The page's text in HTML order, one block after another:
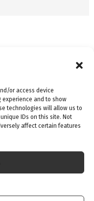
or access device
experience and to show
technologies will allow us to
IDs on this site. Not
affect certain features
C